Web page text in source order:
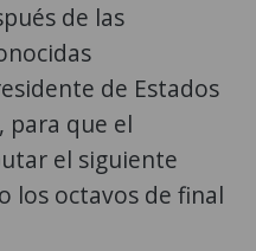
de las
de Estados
para que el
el siguiente
los octavos de final